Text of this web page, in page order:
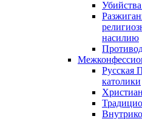
насилию
Русская
католики